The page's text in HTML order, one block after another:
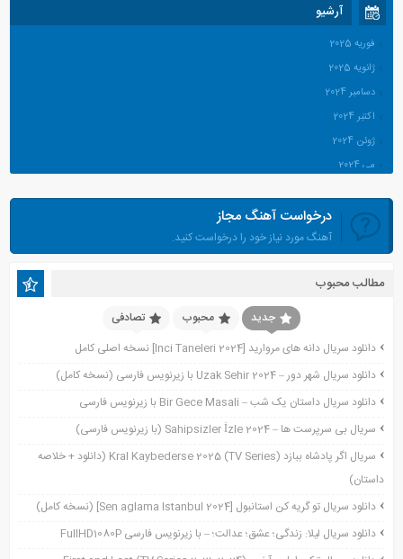
آرشیو
فوریه 2025
ژانویه 2025
دسامبر 2024
اکتبر 2024
ژوئن 2024
می 2024
مارس 2024
ژانویه 2024
نوامبر 2023
آوریل 2023
نوامبر 2022
نوامبر 2021
اکتبر 2021
سپتامبر 2021
آگوست 2021
جولای 2021
ژوئن 2021
می 2021
درخواست آهنگ مجاز
آهنگ مورد نیاز خود را درخواست کنید.
مطالب محبوب
جدید محبوب
تصادفی
دانلود سریال دانه های مروارید [Inci Taneleri 2024] نسخه اصلی کامل
دانلود سریال شهر دور – Uzak Sehir 2024 با زیرنویس فارسی (نسخه کامل)
دانلود سریال داستان یک شب – Bir Gece Masali با زیرنویس فارسی
سریال بی سرپرست ها – Sahipsizler İzle 2024 (با زیرنویس فارسی)
سریال اگر پادشاه ببازد Kral Kaybederse 2025 (TV Series) (دانلود + خلاصه
داستان)
دانلود سریال تو گریه کن استانبول [Sen aglama Istanbul 2024] (نسخه کامل)
دانلود سریال لیلا: زندگی؛ عشق؛ عدالت؛ – با زیرنویس فارسی FullHD1080P